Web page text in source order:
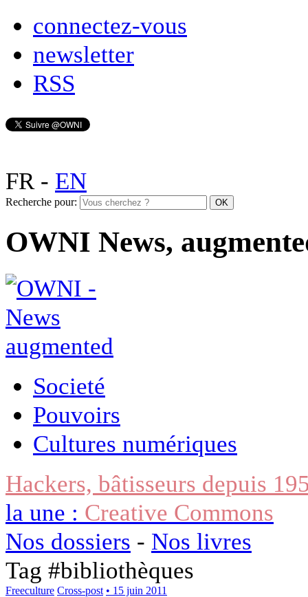
connectez-vous
newsletter
RSS
FR- EN
Recherche pour:
OWNI News,
Societé
Pouvoirs
Cultures numériques
Hackers, bâtisseurs depuis
la une : Creative Commons
Nos dossiers - Nos livres
Tag #bibliothèques
Freeculture Cross-post • 15 juin 2011